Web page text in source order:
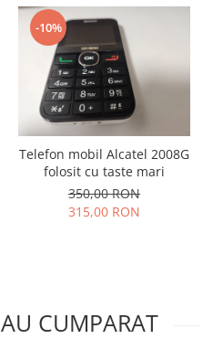
-10%
Telefon mobil Alcatel 2008G
folosit cu taste mari
350,00 RON
315,00 RON
CUMPARAT